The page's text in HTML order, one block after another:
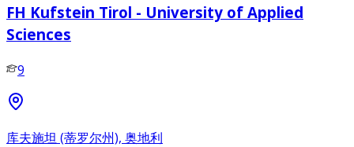
FH Kufstein Tirol - University of Applied
Sciences
9
库夫施坦 (蒂罗尔州), 奥地利